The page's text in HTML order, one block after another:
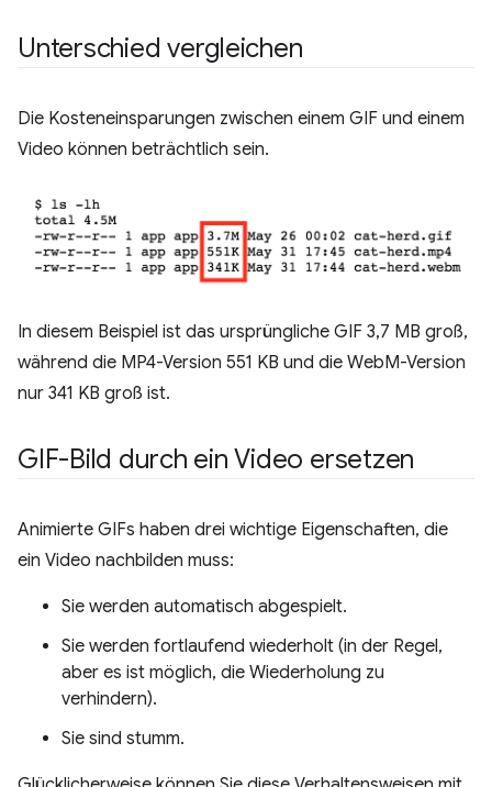
Unterschied vergleichen
Die Kosteneinsparungen zwischen einem GIF und einem
Video können beträchtlich sein.
In diesem Beispiel ist das ursprüngliche GIF 3,7 MB groß,
während die MP4-Version 551 KB und die WebM-Version
nur 341 KB groß ist.
GIF-Bild durch ein Video ersetzen
Animierte GIFs haben drei wichtige Eigenschaften, die
ein Video nachbilden muss:
Sie werden automatisch abgespielt.
Sie werden fortlaufend wiederholt (in der Regel,
aber es ist möglich, die Wiederholung zu
verhindern).
Sie sind stumm.